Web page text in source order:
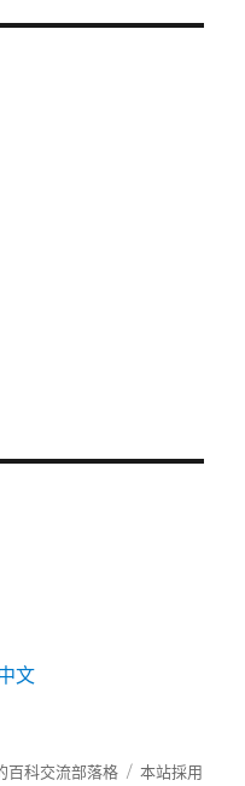
文
科交流部落格 本站採用